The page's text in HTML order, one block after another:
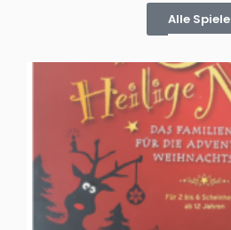
Alle Spiele
Oh, heilige Nacht!